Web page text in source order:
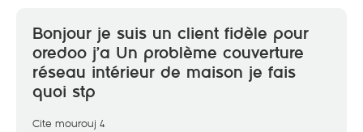
Bonjour je suis un client fidèle pour
oredoo j’a Un problème couverture
réseau intérieur de maison je fais
quoi stp
Cite mourouj 4